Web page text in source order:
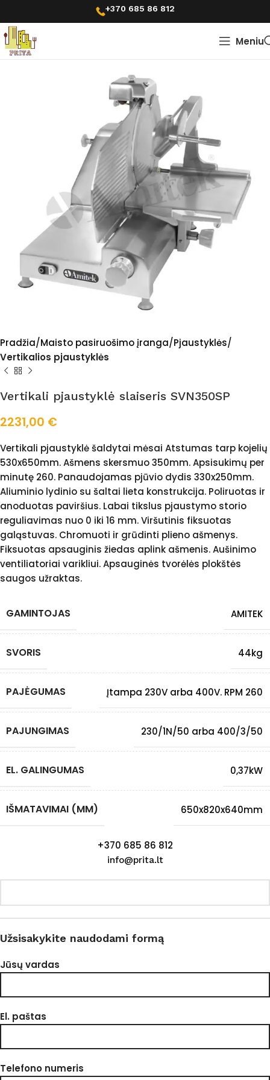
+370 685 86 812
Meniu
Pradžia Maisto pasiruošimo įranga Pjaustyklės
Vertikalios pjaustyklės
Vertikali pjaustyklė slaiseris SVN350SP
2231,00 €
Vertikali pjaustyklė šaldytai mėsai Atstumas tarp kojelių
530x650mm. Ašmens skersmuo 350mm. Apsisukimų per
minutę 260. Panaudojamas pjūvio dydis 330x250mm.
Aliuminio lydinio su šaltai lieta konstrukcija. Poliruotas ir
anoduotas paviršius. Labai tikslus pjaustymo storio
reguliavimas nuo 0 iki 16 mm. Viršutinis fiksuotas
galąstuvas. Chromuoti ir grūdinti plieno ašmenys.
Fiksuotas apsauginis žiedas aplink ašmenis. Aušinimo
ventiliatoriai varikliui. Apsauginės tvorėlės plokštės
saugos užraktas.
GAMINTOJAS AMITEK
SVORIS 44kg
PAJĖGUMAS Įtampa 230V arba 400V. RPM 260
PAJUNGIMAS 230/1N/50 arba 400/3/50
EL. GALINGUMAS 0,37kW
IŠMATAVIMAI (MM) 650x820x640mm
+370 685 86 812
info@prita.lt
Užsisakykite naudodami formą
Jūsų vardas
El. paštas
Telefono numeris